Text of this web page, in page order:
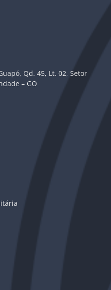
Qd. 45, Lt. 02, Setor
– GO